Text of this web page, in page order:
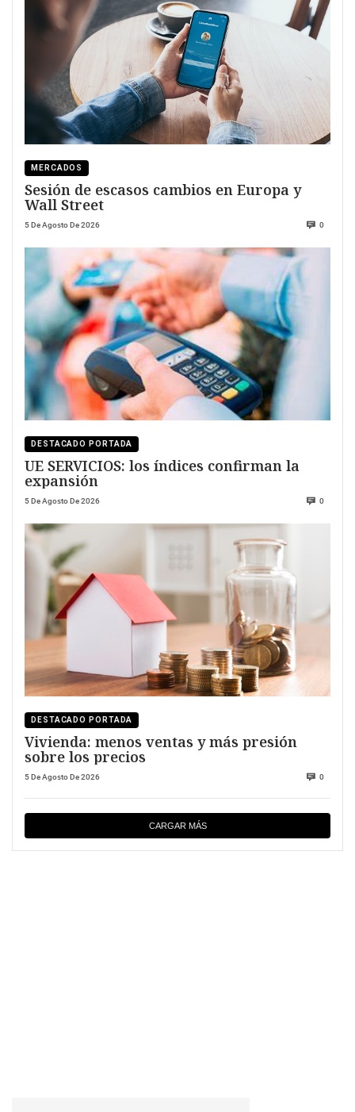
MERCADOS
Sesión de escasos cambios en Europa y
Wall Street
5 De Agosto De 2026 0
DESTACADO PORTADA
UE SERVICIOS: los índices confirman la
expansión
5 De Agosto De 2026 0
DESTACADO PORTADA
Vivienda: menos ventas y más presión
sobre los precios
5 De Agosto De 2026 0
CARGAR MÁS